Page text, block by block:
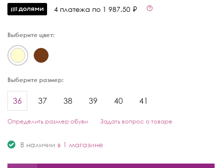
4 платежа по 1 987.50 ₽
Выберите цвет:
Выберите размер:
36 37 38 39 40 41
Определить размер обуви Задать вопрос о товаре
В наличии в 1 магазине